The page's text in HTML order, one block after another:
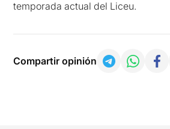
temporada actual del Liceu.
Compartir opinión